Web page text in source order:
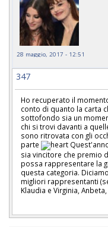
28 maggio, 2017 - 12:51
347
Ho recuperato il
conto di quanto la carta
sottofondo sia un
chi si trovi davanti a
sono ritrovata con gli
parte
sia vincitore che premio
possa rappresentare la
questa categoria.
migliori rappresentanti
Klaudia e Virginia,